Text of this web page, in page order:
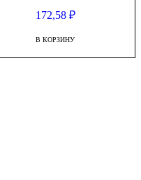
172,58 ₽
В КОРЗИНУ